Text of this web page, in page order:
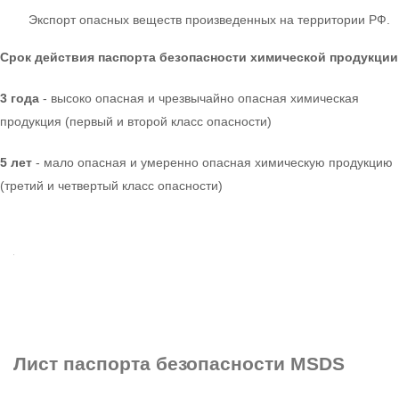
Экспорт опасных веществ произведенных на территории РФ.
Срок действия паспорта безопасности химической продукции
3 года - высоко опасная и чрезвычайно опасная химическая
продукция (первый и второй класс опасности)
5 лет - мало опасная и умеренно опасная химическую продукцию
(третий и четвертый класс опасности)
Лист паспорта безопасности MSDS